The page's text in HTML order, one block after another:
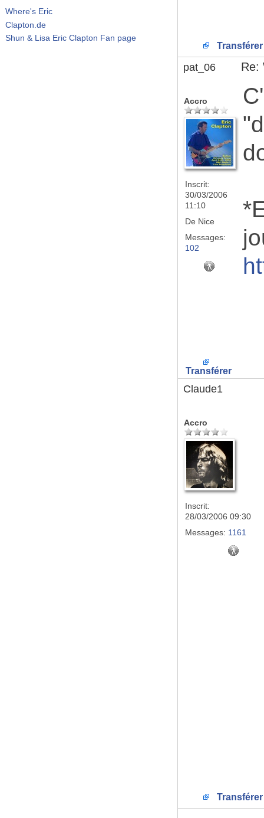
Where's Eric
Clapton.de
Shun & Lisa Eric Clapton Fan page
Transférer
pat_06 Re:
Accro
Inscrit:
30/03/2006
11:10
De Nice
Messages:
102
Transférer
Claude1
Accro
Inscrit:
28/03/2006 09:30
Messages: 1161
Transférer